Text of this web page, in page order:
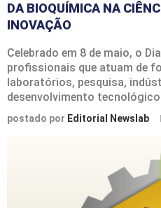
DA BIOQUÍMICA NA
INOVAÇÃO
Celebrado em 8 de maio, o
profissionais que atuam de
laboratórios, pesquisa,
desenvolvimento tecnológico
postado por Editorial Newslab